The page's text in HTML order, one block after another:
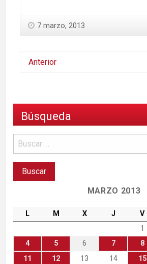
7 marzo, 2013
Anterior
Búsqueda
MARZO 2013
L M X J V
1
4
5 6 7 8
11
12 13 14 15